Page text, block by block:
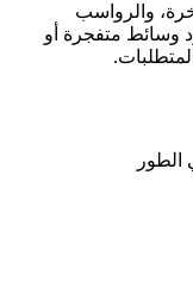
والرواسب
وسائط متفجرة أو